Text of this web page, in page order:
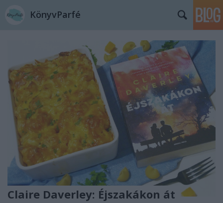
KönyvParfé
Claire Daverley: Éjszakákon ​át